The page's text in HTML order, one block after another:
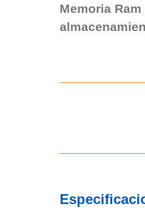
Memoria Ram